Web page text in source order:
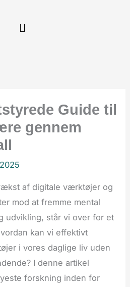
Guide til
gennem
af digitale værktøjer og
mod at fremme mental
udvikling, står vi over for et
kan vi effektivt
i vores daglige liv uden
I denne artikel
forskning inden for